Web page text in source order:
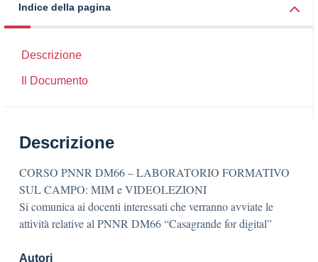
Indice della pagina
Descrizione
Il Documento
Descrizione
CORSO PNNR DM66 – LABORATORIO FORMATIVO
SUL CAMPO: MIM e VIDEOLEZIONI
Si comunica ai docenti interessati che verranno avviate le
attività relative al PNNR DM66 “Casagrande for digital”
Autori